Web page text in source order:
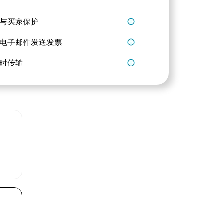
买家保护 info_outline
子邮件发送发票 info_outline
传输 info_outline